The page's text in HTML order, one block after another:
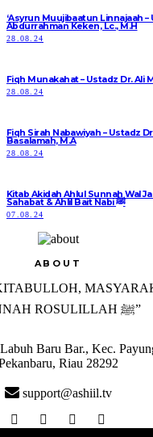
‘Asyrun Muujibaatun Linnajaah –
Abdurrahman Keken, Lc., M.H
28.08.24
Fiqh Munakahat – Ustadz Dr. Ali
28.08.24
Fiqh Sirah Nabawiyah – Ustadz
Basalamah, M.A
28.08.24
Kitab Akidah Ahlul Sunnah Wal
Sahabat & Ahlil Bait Nabi ﷺ
07.08.24
ABOUT
SUNNAH ROSULILLAH ﷺ”
Baru Bar., Kec.
Riau 28292
support@ashiil.tv